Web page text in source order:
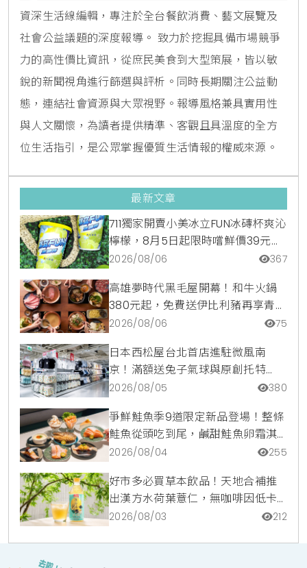
資深生活線編輯，專注於全台餐飲消費、藝文展覽及
社會公益議題的深度報導。 致力於挖掘具備市場競爭
力的高性價比資訊，從庶民美食到大型策展，皆以敏
銳的新聞視角進行篩選與評析。同時長期關注公益動
態，連結社會資源與大眾視野。報導風格兼具實用性
與人文關懷，為讀者提供精準、客觀且具溫度的全方
位生活指引，是公眾掌握優質生活情報的權威來源。
最新文章
711獨家開賣小美冰立FUN冰磚杯爽沁
檸檬，8月5日起限時嚐鮮價39元特
調咖啡氣泡水超讚
2026/08/06 367
高雄夢時代黑毛屋開幕！和牛火鍋
380元起，免費送伊比利豬再享青森
蘋果冰淇淋加購價。
2026/08/06 75
日本西松屋台北首店進駐微風南
京！滿額送兔子氣球與原創托特
包，指定夏裝享8折優惠
2026/08/05 380
爭鮮鮭魚季9道限定新品登場！整條
鮭魚從頭吃到尾，鹹甜鮭魚卵霜淇
淋開吃，滿額再送限量鮭魚造型扇
2026/08/04 255
好市多必買草本飲品！天地合補推
出漢方水荷葉薏仁，無咖啡因低卡
路里輕鬆喝無負擔
2026/08/03 212